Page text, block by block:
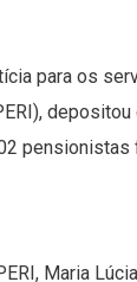
para os
pensionistas
Maria